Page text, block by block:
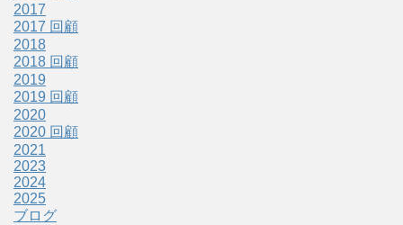
2017
2017 回顧
2018
2018 回顧
2019
2019 回顧
2020
2020 回顧
2021
2023
2024
2025
ブログ